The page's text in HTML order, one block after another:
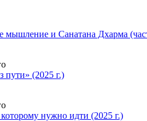
мышление и Санатана Дхарма
пути» (2025 г.)
нужно идти (2025 г.)